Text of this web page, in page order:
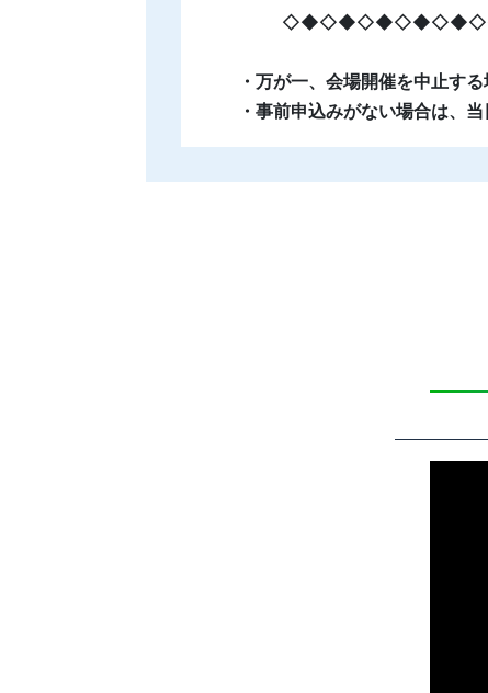
・万が一、会場開催を中止す
・事前申込みがない場合は、